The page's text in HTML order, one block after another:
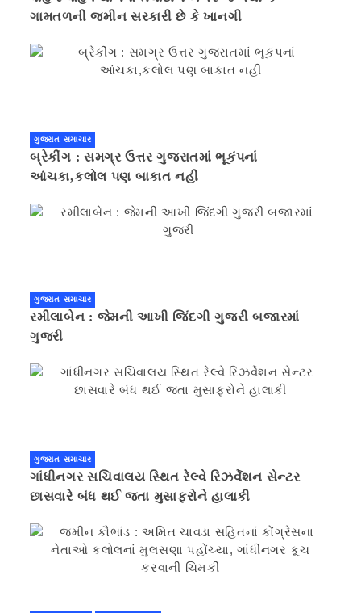
ગામતળની જમીન સરકારી છે કે ખાનગી
ગુજરાત સમાચાર
બ્રેકીંગ : સમગ્ર ઉત્તર ગુજરાતમાં ભૂકંપનાં
આંચકા,કલોલ પણ બાકાત નહીં
ગુજરાત સમાચાર
રમીલાબેન : જેમની આખી જિંદગી ગુજરી બજારમાં
ગુજરી
ગુજરાત સમાચાર
ગાંધીનગર સચિવાલય સ્થિત રેલ્વે રિઝર્વેશન સેન્ટર
છાસવારે બંધ થઈ જતા મુસાફરોને હાલાકી